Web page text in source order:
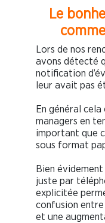
Le
Lors de nos
avons détecté
notification
leur avait pas
En général
managers en
important que
sous format
Bien
juste par
explicitée
confusion
et une